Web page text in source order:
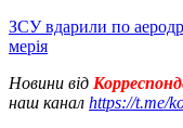
ЗСУ вдарили по
мерія
Новини від
наш канал https://t.me/